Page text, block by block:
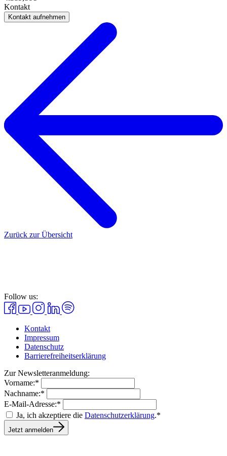
Kontakt
Kontakt aufnehmen
Zurück zur Übersicht
Follow us:
Kontakt
Impressum
Datenschutz
Barrierefreiheitserklärung
Zur Newsletteranmeldung:
Vorname:*
Nachname:*
E-Mail-Adresse:*
Ja, ich akzeptiere die Datenschutzerklärung.*
Jetzt anmelden